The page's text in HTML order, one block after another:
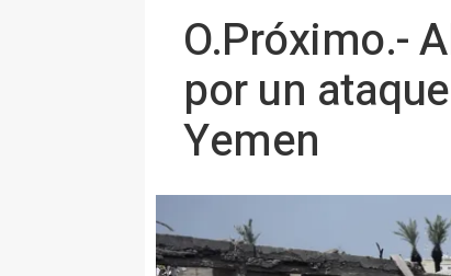
O.Próximo.-
por un
Yemen